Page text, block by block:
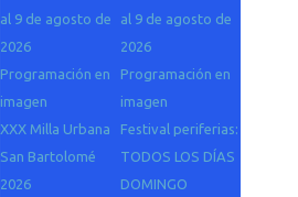
al 9 de agosto de
2026
Programación en
imagen
XXX Milla Urbana
San Bartolomé
2026
al 9 de agosto de
2026
Programación en
imagen
Festival periferias:
TODOS LOS DÍAS
DOMINGO